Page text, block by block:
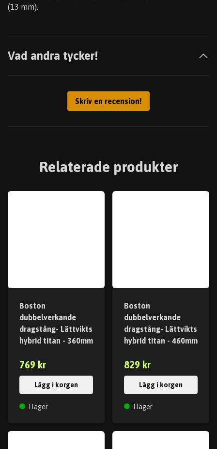
(13 mm).
Vad andra tycker!
Skriv en recension!
Relaterade produkter
Boston
dubbelverkande
dragstång- Lättvikts
hybrid titan - 360mm
769 kr
Lägg i korgen
I lager
Boston
dubbelverkande
dragstång- Lättvikts
hybrid titan - 460mm
829 kr
Lägg i korgen
I lager